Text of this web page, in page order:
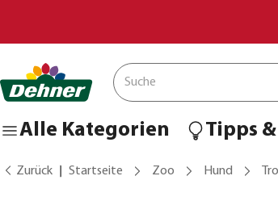
Alle Kategorien Tipps
Zurück Startseite Zoo Hund